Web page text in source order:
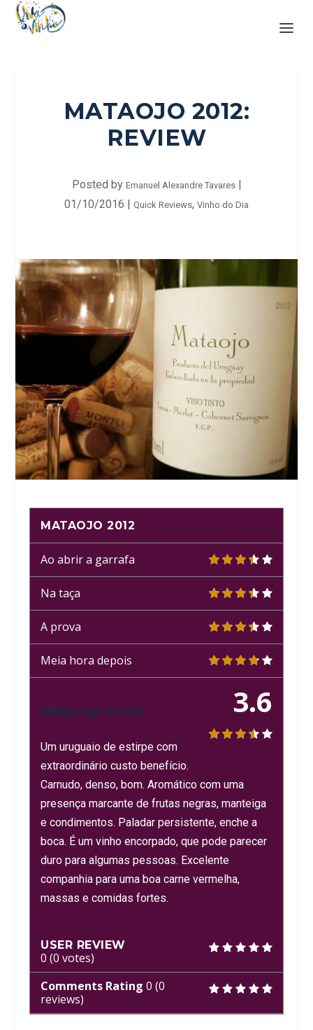
MATAOJO 2012:
REVIEW
Posted by Emanuel Alexandre Tavares|
01/10/2016 | Quick Reviews, Vinho do Dia
MATAOJO 2012
Ao abrir a garrafa
Na taça
A prova
Meia hora depois
3.6
Minhas impressões
Um uruguaio de estirpe com
extraordinário custo benefício.
Carnudo, denso, bom. Aromático com uma
presença marcante de frutas negras, manteiga
e condimentos. Paladar persistente, enche a
boca. É um vinho encorpado, que pode parecer
duro para algumas pessoas. Excelente
companhia para uma boa carne vermelha,
massas e comidas fortes.
USER REVIEW
0 (0 votes)
Comments Rating 0 (0
reviews)